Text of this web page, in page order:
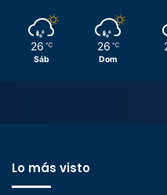
26 ℃
Sáb
26 ℃
Dom
Lo más visto